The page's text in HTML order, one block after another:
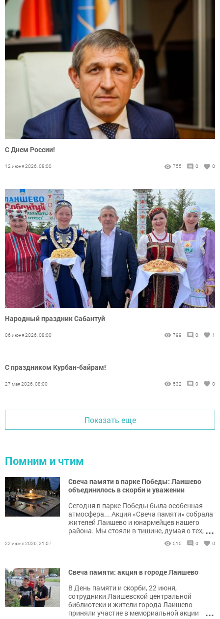
С Днем России!
12 июня 2026, 08:00 755 0 0
Народный праздник Сабантуй
06 июня 2026, 08:00 799 0 1
С праздником Курбан-байрам!
27 мая 2026, 08:00 532 0 0
Показать еще
Помним и чтим
Свеча памяти в парке Победы: Лаишево
объединилось в скорби и уважении
Сегодня в парке Победы была особенная
атмосфера... Акция «Свеча памяти» собрала
жителей Лаишево и юнармейцев нашего
района. Мы стояли в тишине, думая о тех, ...
22 июня 2026, 21:07 515 0 0
Свеча памяти: акция в городе Лаишево
В День памяти и скорби, 22 июня,
сотрудники Лаишевской центральной
библиотеки и жители города Лаишево
приняли участие в мемориальной акции
...